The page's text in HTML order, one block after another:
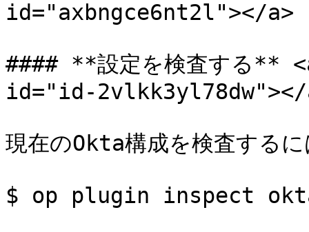
id="axbngce6nt2l"></a>
#### **設定を検査する
id="id-2vlkk3yl78dw"></
現在のOkta構成を検査する
$ op plugin inspect